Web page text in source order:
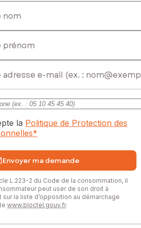
la Politique de Protection des
*
Envoyer ma demande
L.223-2 du Code de la consommation, il
peut user de son droit à
sur la liste d’opposition au démarchage
www.bloctel.gouv.fr.